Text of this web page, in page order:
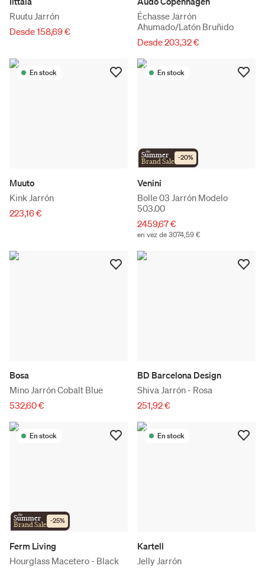
Ruutu Jarrón
Desde 158,69 €
Échasse Jarrón
Ahumado/Latón Bruñido
Desde 203,32 €
En stock
Muuto
Kink Jarrón
223,16 €
En stock
the
Summer
Brand Sale -20%
Venini
Bolle 03 Jarrón Modelo
503.00
2459,67 €
en vez de 3074,59 €
Bosa
Mino Jarrón Cobalt Blue
532,60 €
BD Barcelona Design
Shiva Jarrón - Rosa
251,92 €
En stock
the
Summer
Brand Sale -25%
Ferm Living
Hourglass Macetero - Black
En stock
Kartell
Jelly Jarrón